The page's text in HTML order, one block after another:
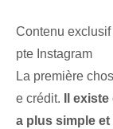
Contenu
pte Instagram
La première
e crédit.
Il
a plus simple